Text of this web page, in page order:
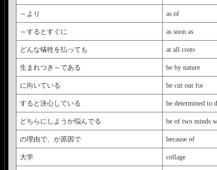
～より as of
～するとすぐに as soon as
どんな犠牲を払っても at all costs
生まれつき～である be by nature
に向いている be cut out for
すると決心している be determined to
どちらにしようか悩んでる be of two minds
の理由で、が原因で because of
大学 collage